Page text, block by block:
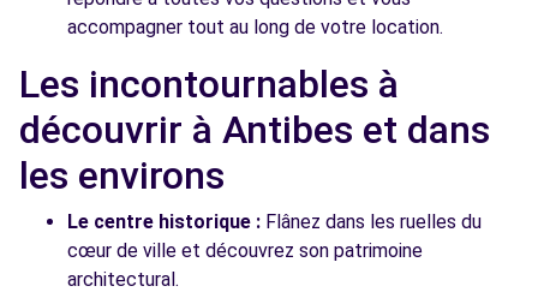
accompagner tout au long de votre location.
Les incontournables à
découvrir à Antibes et dans
les environs
Le centre historique : Flânez dans les ruelles du
cœur de ville et découvrez son patrimoine
architectural.